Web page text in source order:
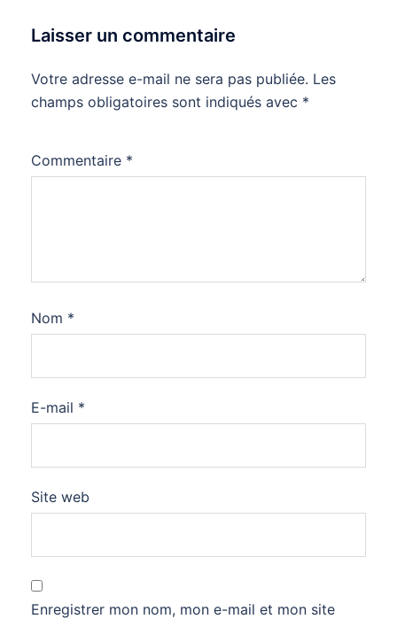
Laisser un commentaire
Votre adresse e-mail ne sera pas publiée. Les
champs obligatoires sont indiqués avec *
Commentaire *
Nom *
E-mail *
Site web
Enregistrer mon nom, mon e-mail et mon site